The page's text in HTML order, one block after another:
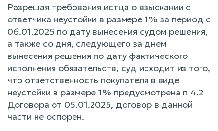
Разрешая требования истца о взыскании с
ответчика неустойки в размере 1% за период с
06.01.2025 по дату вынесения судом решения,
а также со дня, следующего за днем
вынесения решения по дату фактического
исполнения обязательств, суд исходит из того,
что ответственность покупателя в виде
неустойки в размере 1% предусмотрена п 4.2
Договора от 05.01.2025, договор в данной
части не оспорен.